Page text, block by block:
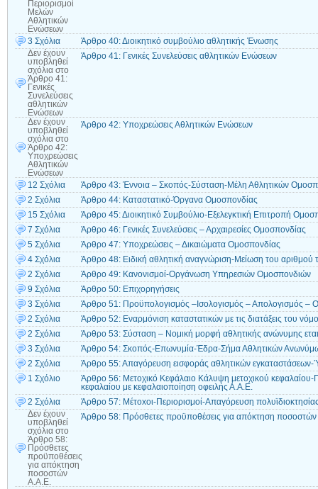
Περιορισμοί
Μελών
Αθλητικών
Ενώσεων
3 Σχόλια
Άρθρο 40: Διοικητικό συμβούλιο αθλητικής Ένωσης
Δεν έχουν
υποβληθεί
σχόλια στο
Άρθρο 41:
Γενικές
Συνελεύσεις
αθλητικών
Ενώσεων
Άρθρο 41: Γενικές Συνελεύσεις αθλητικών Ενώσεων
Δεν έχουν
υποβληθεί
σχόλια στο
Άρθρο 42:
Υποχρεώσεις
Αθλητικών
Ενώσεων
Άρθρο 42: Υποχρεώσεις Αθλητικών Ενώσεων
12 Σχόλια
Άρθρο 43: Έννοια – Σκοπός-Σύσταση-Μέλη Αθλητικών
2 Σχόλια
Άρθρο 44: Καταστατικό-Όργανα Ομοσπονδίας
15 Σχόλια
Άρθρο 45: Διοικητικό Συμβούλιο-Εξελεγκτική Επιτροπή
7 Σχόλια
Άρθρο 46: Γενικές Συνελεύσεις – Αρχαιρεσίες Ομοσπονδίας
5 Σχόλια
Άρθρο 47: Υποχρεώσεις – Δικαιώματα Ομοσπονδίας
4 Σχόλια
Άρθρο 48: Ειδική αθλητική αναγνώριση-Μείωση του αριθμού
2 Σχόλια
Άρθρο 49: Κανονισμοί-Οργάνωση Υπηρεσιών Ομοσπονδιών
9 Σχόλια
Άρθρο 50: Επιχορηγήσεις
3 Σχόλια
Άρθρο 51: Προϋπολογισμός –Ισολογισμός – Απολογισμός –
2 Σχόλια
Άρθρο 52: Εναρμόνιση καταστατικών με τις διατάξεις του
2 Σχόλια
Άρθρο 53: Σύσταση – Νομική μορφή αθλητικής ανώνυμης
3 Σχόλια
Άρθρο 54: Σκοπός-Επωνυμία-Έδρα-Σήμα Αθλητικών
2 Σχόλια
Άρθρο 55: Απαγόρευση εισφοράς αθλητικών
1 Σχόλιο
Άρθρο 56: Μετοχικό Κεφάλαιο Κάλυψη μετοχικού
κεφαλαίου με κεφαλαιοποίηση οφειλής Α.Α.Ε.
2 Σχόλια
Άρθρο 57: Mέτοxοι-Περιορισμοί-Απαγόρευση
Δεν έχουν
υποβληθεί
σχόλια στο
Άρθρο 58:
Πρόσθετες
προϋποθέσεις
για απόκτηση
ποσοστών
Α.Α.Ε.
Άρθρο 58: Πρόσθετες προϋποθέσεις για απόκτηση